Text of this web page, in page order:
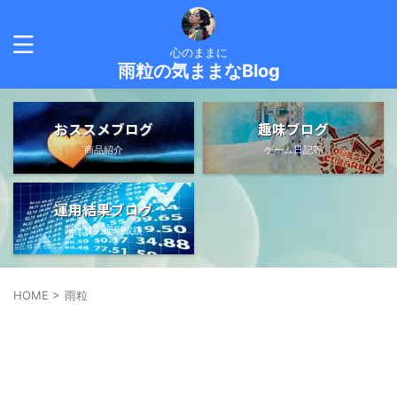
心のままに
雨粒の気ままなBlog
おススメブログ
商品紹介
趣味ブログ
ゲーム日記等
運用結果ブログ
米国株の運用成績
HOME > 雨粒